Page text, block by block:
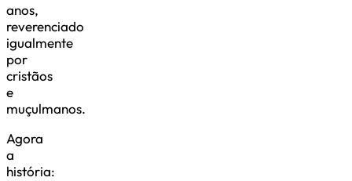
anos,
reverenciado
igualmente
por
cristãos
e
muçulmanos.
Agora
a
história: